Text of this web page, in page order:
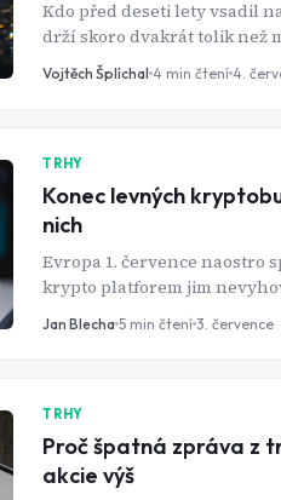
Kdo před deseti lety vsadil
drží skoro dvakrát tolik než
ukazují, proč se
Vojtěch Šplíchal 4 min čtení 4.
TRHY
Konec levných
nich
Evropa 1. července naostro
krypto platforem jim
21měsíční minimum a pár
Jan Blecha 5 min čtení 3. července
TRHY
Proč špatná zpráva z
akcie výš